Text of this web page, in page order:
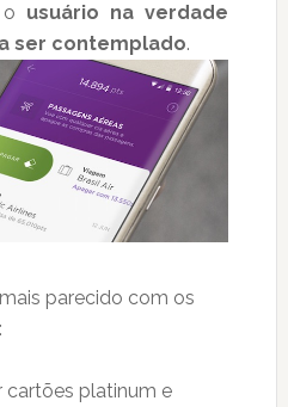
usuário na verdade
ser contemplado.
parecido com os
cartões platinum e